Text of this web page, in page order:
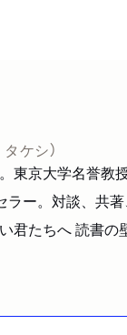
ケシ）
京大学名誉教授
ー。対談、共著
君たちへ 読書の